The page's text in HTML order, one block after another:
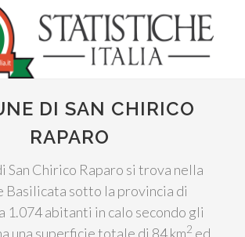
DI SAN CHIRICO
RAPARO
San Chirico Raparo si trova nella
Basilicata sotto la provincia di
1.074 abitanti in calo secondo gli
una superficie totale di 84 km2 ed